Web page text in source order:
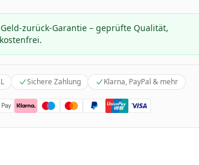
Geld-zurück-Garantie – geprüfte Qualität,
Sichere Zahlung Klarna, PayPal & mehr